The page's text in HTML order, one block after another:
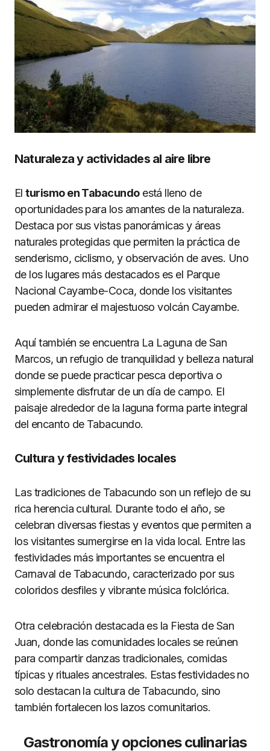
Naturaleza y actividades al aire libre
Elturismo en Tabacundoestá lleno de
oportunidades para los amantes de la naturaleza.
Destaca por sus vistas panorámicas y áreas
naturales protegidas que permiten la práctica de
senderismo, ciclismo, y observación de aves. Uno
de los lugares más destacados es el Parque
Nacional Cayambe-Coca, donde los visitantes
pueden admirar el majestuoso volcán Cayambe.
Aquí también se encuentra La Laguna de San
Marcos, un refugio de tranquilidad y belleza natural
donde se puede practicar pesca deportiva o
simplemente disfrutar de un día de campo. El
paisaje alrededor de la laguna forma parte integral
del encanto de Tabacundo.
Cultura y festividades locales
Las tradiciones de Tabacundo son un reflejo de su
rica herencia cultural. Durante todo el año, se
celebran diversas fiestas y eventos que permiten a
los visitantes sumergirse en la vida local. Entre las
festividades más importantes se encuentra el
Carnaval de Tabacundo, caracterizado por sus
coloridos desfiles y vibrante música folclórica.
Otra celebración destacada es la Fiesta de San
Juan, donde las comunidades locales se reúnen
para compartir danzas tradicionales, comidas
típicas y rituales ancestrales. Estas festividades no
solo destacan la cultura de Tabacundo, sino
también fortalecen los lazos comunitarios.
Gastronomía y opciones culinarias